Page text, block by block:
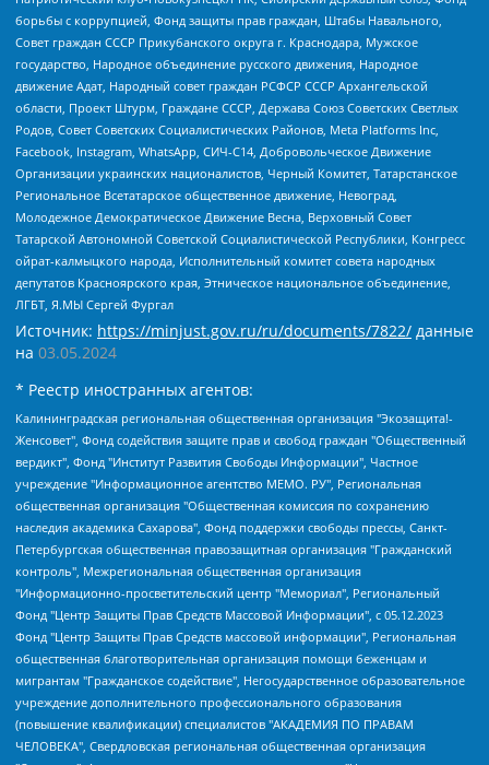
борьбы с коррупцией, Фонд защиты прав граждан, Штабы Навального,
Совет граждан СССР Прикубанского округа г. Краснодара, Мужское
государство, Народное объединение русского движения, Народное
движение Адат, Народный совет граждан РСФСР СССР Архангельской
области, Проект Штурм, Граждане СССР, Держава Союз Советских Светлых
Родов, Совет Советских Социалистических Районов, Meta Platforms Inc,
Facebook, Instagram, WhatsApp, СИЧ-С14, Добровольческое Движение
Организации украинских националистов, Черный Комитет, Татарстанское
Региональное Всетатарское общественное движение, Невоград,
Молодежное Демократическое Движение Весна, Верховный Совет
Татарской Автономной Советской Социалистической Республики, Конгресс
ойрат-калмыцкого народа, Исполнительный комитет совета народных
депутатов Красноярского края, Этническое национальное объединение,
ЛГБТ, Я.МЫ Сергей Фургал
Источник: https://minjust.gov.ru/ru/documents/7822/ данные
на 03.05.2024
* Реестр иностранных агентов:
Калининградская региональная общественная организация "Экозащита!-Женсовет", Фонд содействия защите прав и свобод граждан "Общественный вердикт", Фонд "Институт Развития Свободы Информации", Частное учреждение "Информационное агентство МЕМО. РУ", Региональная общественная организация "Общественная комиссия по сохранению наследия академика Сахарова", Фонд поддержки свободы прессы, Санкт-Петербургская общественная правозащитная организация "Гражданский контроль", Межрегиональная общественная организация "Информационно-просветительский центр "Мемориал", Региональный Фонд "Центр Защиты Прав Средств Массовой Информации", с 05.12.2023 Фонд "Центр Защиты Прав Средств массовой информации", Региональная общественная благотворительная организация помощи беженцам и мигрантам "Гражданское содействие", Негосударственное образовательное учреждение дополнительного профессионального образования (повышение квалификации) специалистов "АКАДЕМИЯ ПО ПРАВАМ ЧЕЛОВЕКА", Свердловская региональная общественная организация "Сутяжник", Автономная некоммерческая организация "Центр независимых социологических исследований", Союз общественных объединений "Российский исследовательский центр по правам человека", Региональное общественное учреждение научно-информационный центр "МЕМОРИАЛ", Некоммерческая организация "Фонд защиты гласности", Автономная некоммерческая организация "Институт прав человека", Городская общественная организация "Екатеринбургское общество "МЕМОРИАЛ", Городская общественная организация "Рязанское историко-просветительское и правозащитное общество "Мемориал" (Рязанский Мемориал), Челябинский региональный орган общественной самодеятельности – женское общественное объединение "Женщины Евразии", Челябинский региональный орган общественной самодеятельности "Уральская правозащитная группа", Фонд содействия защите здоровья и социальной справедливости имени Андрея Рылькова, Автономная Некоммерческая Организация "Аналитический Центр Юрия Левады", Автономная некоммерческая организация социальной поддержки населения "Проект Апрель", Региональная общественная организация помощи женщинам и детям, находящимся в кризисной ситуации "Информационно-методический центр "Анна", Фонд содействия развитию массовых коммуникаций и правовому просвещению "Так-так-Так", Фонд содействия устойчивому развитию "Серебряная тайга", Свердловский региональный общественный фонд социальных проектов "Новое время", "Idel.Реалии", Кавказ.Реалии, Крым.Реалии, Телеканал Настоящее Время, Татаро-башкирская служба Радио Свобода (Azatliq Radiosi), Радио Свободная Европа/Радио Свобода (PCE/PC), "Сибирь.Реалии", "Фактограф", Благотворительный фонд помощи осужденным и их семьям, Автономная некоммерческая организация "Институт глобализации и социальных движений", Фонд "В защиту прав заключенных", Частное учреждение "Центр поддержки и содействия развитию средств массовой информации", Пензенский региональный общественный благотворительный фонд "Гражданский союз", "Север.Реалии", Некоммерческая организация Фонд "Правовая инициатива", Общество с ограниченной ответственностью "Радио Свободная Европа/Радио Свобода", Чешское информационное агентство "MEDIUM-ORIENT", Красноярская региональная общественная организация "Мы против СПИДа", Камалягин Денис Николаевич, Маркелов Сергей Евгеньевич, Пономарев Лев Александрович, Савицкая Людмила Алексеевна, Автономная некоммерческая организация "Центр по работе с проблемой насилия "НАСИЛИЮ.НЕТ", Межрегиональный профессиональный союз работников здравоохранения "Альянс врачей", Юридическое лицо, зарегистрированное в Латвийской Республике, SIA "Medusa Project" (регистрационный номер 40103797863, дата регистрации 10.06.2014), Некоммерческая организация "Фонд по борьбе с коррупцией", Автономная некоммерческая организация "Институт права и публичной политики", Баданин Роман Сергеевич, Гликин Максим Александрович, Железнова Мария Михайловна, Лукьянова Юлия Сергеевна, Маетная Елизавета Витальевна, Маняхин Петр Борисович, Чуракова Ольга Владимировна, Ярош Юлия Петровна, Юридическое лицо "The Insider SIA", зарегистрированное в Риге, Латвийская Республика (дата регистрации 26.06.2015), являющееся администратором доменного имени интернет-издания "The Insider SIA", https://theins.ru, Постернак Алексей Евгеньевич, Рубин Михаил Аркадьевич, Анин Роман Александрович, Юридическое лицо Istories fonds, зарегистрированное в Латвийской Республике (регистрационный номер 50008295751, дата регистрации 24.02.2020), Великовский Дмитрий Александрович, Долинина Ирина Николаевна, Мароховская Алеся Алексеевна, Шлейнов Роман Юрьевич, Шмагун Олеся Валентиновна, Общество с ограниченной ответственностью "Альтаир 2021", Общество с ограниченной ответственностью "Вега 2021", Общество с ограниченной ответственностью "Главный редактор 2021", Общество с ограниченной ответственностью "Ромашки монолит", Важенков Артем Валерьевич, Ивановская областная общественная организация "Центр гендерных исследований", Гурман Юрий Альбертович, Медиапроект "ОВД-Инфо", Егоров Владимир Владимирович, Жилинский Владимир Александрович, Общество с ограниченной ответственностью "ЗП", Иванова София Юрьевна, Карезина Инна Павловна, Кильтау Екатерина Викторовна, Петров Алексей Викторович, Пискунов Сергей Евгеньевич, Смирнов Сергей Сергеевич, Тихонов Михаил Сергеевич, Общество с ограниченной ответственностью "ЖУРНАЛИСТ-ИНОСТРАННЫЙ АГЕНТ", Арапова Галина Юрьевна, Вольтская Татьяна Анатольевна, Американская компания "Mason G.E.S. Anonymous Foundation" (США), являющаяся владельцем интернет-издания https://mnews.world/, Компания "Stichting Bellingcat", зарегистрированная в Нидерландах (дата регистрации 11.07.2018), Захаров Андрей Вячеславович, Клепиковская Екатерина Дмитриевна, Общество с ограниченной ответственностью "МЕМО", Перл Роман Александрович, Симонов Евгений Алексеевич, Соловьева Елена Анатольевна, Сотников Даниил Владимирович, Сурначева Елизавета Дмитриевна, Автономная некоммерческая организация по защите прав человека и информированию населения "Якутия – Наше Мнение", Общество с ограниченной ответственностью "Москоу диджитал медиа", с 26.01.2023 Общество с ограниченной ответственностью "Чайка Белые сады", Ветошкина Валерия Валерьевна, Заговора Максим Александрович, Межрегиональное общественное движение "Российская ЛГБТ - сеть", Оленичев Максим Владимирович, Павлов Иван Юрьевич, Скворцова Елена Сергеевна, Общество с ограниченной ответственностью "Как бы инагент", Кочетков Игорь Викторович, Общество с ограниченной ответственностью "Честные выборы", Еланчик Олег Александрович, Общество с ограниченной ответственностью "Нобелевский призыв", Гималова Регина Эмилевна, Григорьев Андрей Валерьевич, Григорьева Алина Александровна, Ассоциация по содействию защите прав призывников, альтернативнослужащих и военнослужащих "Правозащитная группа "Гражданин.Армия.Право", Хисамова Регина Фаритовна, Автономная некоммерческая организация по реализации социально-правовых программ "Лилит", Дальневосточное общественное движение "Маяк", Санкт-Петербургская ЛГБТ-инициативная группа "Выход", Инициативная группа ЛГБТ+ "Реверс", Алексеев Андрей Викторович, Бекбулатова Таисия Львовна, Беляев Иван Михайлович, Владыкина Елена Сергеевна, Гельман Марат Александрович, Никульшина Вероника Юрьевна, Толоконникова Надежда Андреевна, Шендерович Виктор Анатольевич, Общество с ограниченной ответственностью "Данное сообщение", Общество с ограниченной ответственностью Издательский дом "Новая глава", Айнбиндер Александра Александровна, Московский комьюнити-центр для ЛГБТ+инициатив, Благотворительный фонд развития филантропии, Deutsche Welle (Германия, Kurt-Schumacher-Strasse 3, 53113 Bonn), Борзунова Мария Михайловна, Воробьев Виктор Викторович, Голубева Анна Львовна, Константинова Алла Михайловна, Малкова Ирина Владимировна, Мурадов Мурад Абдулгалимович, Осетинская Елизавета Николаевна, Понасенков Евгений Николаевич, Ганапольский Матвей Юрьевич, Киселев Евгений Алексеевич, Борухович Ирина Григорьевна, Дремин Иван Тимофеевич, Дубровский Дмитрий Викторович, Красноярская региональная общественная организация поддержки и развития альтернативных образовательных технологий и межкультурных коммуникаций "ИНТЕРРА", Маяковская Екатерина Алексеевна, Фейгин Марк Захарович, Филимонов Андрей Викторович, Дзугкоева Регина Николаевна, Доброхотов Роман Александрович, Дудь Юрий Александрович, Елкин Сергей Владимирович, Кругликов Кирилл Игоревич, Сабунаева Мария Леонидовна, Семенов Алексей Владимирович, Шаинян Карен Багратович, Шульман Екатерина Михайловна, Асафьев Артур Валерьевич, Вахштайн Виктор Семенович, Венедиктов Алексей Алексеевич, Лушникова Екатерина Евгеньевна, Волков Леонид Михайлович, Невзоров Александр Глебович, Пархоменко Сергей Борисович, Сироткин Ярослав Николаевич, Кара-Мурза Владимир Владимирович, Баранова Наталья Владимировна, Гозман Леонид Яковлевич, Кагарлицкий Борис Юльевич, Климарев Михаил Валерьевич, Милов Владимир Станиславович, Автономная некоммерческая организация Краснодарский центр современного искусства "Типография", Моргенштерн Алишер Тагирович, Соболь Любовь Эдуардовна, Общество с ограниченной ответственностью "ЛИЗА НОРМ", Каспаров Гарри Кимович, Ходорковский Михаил Борисович, Общество с ограниченной ответственностью "Апрельские тезисы", Данилович Ирина Брониславовна, Кашин Олег Владимирович, Петров Николай Владимирович, Пивоваров Алексей Владимирович, Соколов Михаил Владимирович, Цветкова Юлия Владимировна, Чичваркин Евгений Александрович, Комитет против пыток/Команда против пыток, Общество с ограниченной ответственностью "Первый научный", Общество с ограниченной ответственностью "Вертолет и ко", Белоцерковская Вероника Борисовна, Кац Максим Евгеньевич, Лазарева Татьяна Юрьевна, Шаведдинов Руслан Табризович, Яшин Илья Валерьевич, Общество с ограниченной ответственностью "Иноагент ААВ", Алешковский Дмитрий Петрович, Альбац Евгения Марковна, Быков Дмитрий Львович, Галямина Юлия Евгеньевна, Лойко Сергей Леонидович, Мартынов Кирилл Константинович, Медведев Сергей Александрович, Крашенинников Федор Геннадиевич, Гордеева Катерина Вл